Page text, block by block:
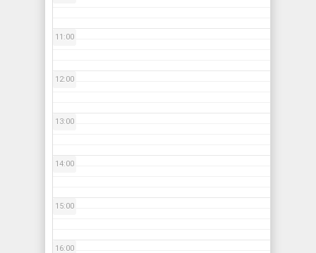
11:00
12:00
13:00
14:00
15:00
16:00